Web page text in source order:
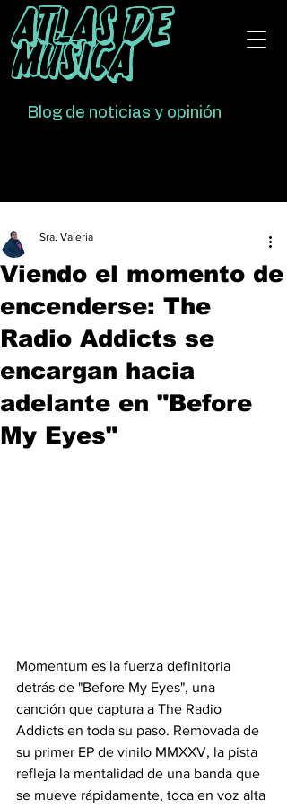
Atlas De
Música
Blog de noticias y opinión
Viendo el momento de
encenderse: The
Radio Addicts se
encargan hacia
adelante en "Before
My Eyes"
Sra. Valeria
Momentum es la fuerza definitoria
detrás de "Before My Eyes", una
canción que captura a The Radio
Addicts en toda su paso. Removada de
su primer EP de vinilo MMXXV, la pista
refleja la mentalidad de una banda que
se mueve rápidamente, toca en voz alta